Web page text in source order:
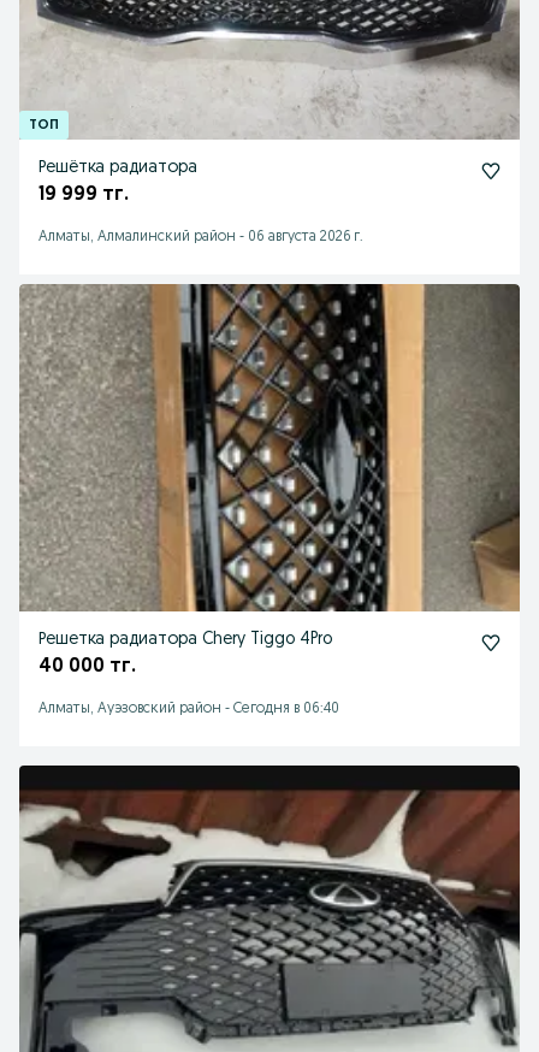
Решётка радиатора
19 999 тг.
Алматы, Алмалинский район - 06 августа 2026 г.
Решетка радиатора Chery Tiggo 4Pro
40 000 тг.
Алматы, Ауэзовский район - Сегодня в 06:40